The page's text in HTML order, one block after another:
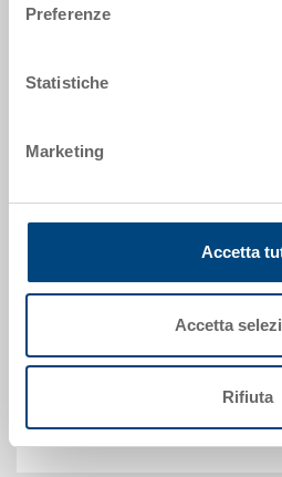
Preferenze
Statistiche
Marketing
Accetta
Accetta
Rifiuta
RAL 7001 |
Dati tecnici
Pallet universale UPAL-U, PP,
esterno 1200x800x150 mm,
contenimento compatibile
Personalizzazioni - la nostra